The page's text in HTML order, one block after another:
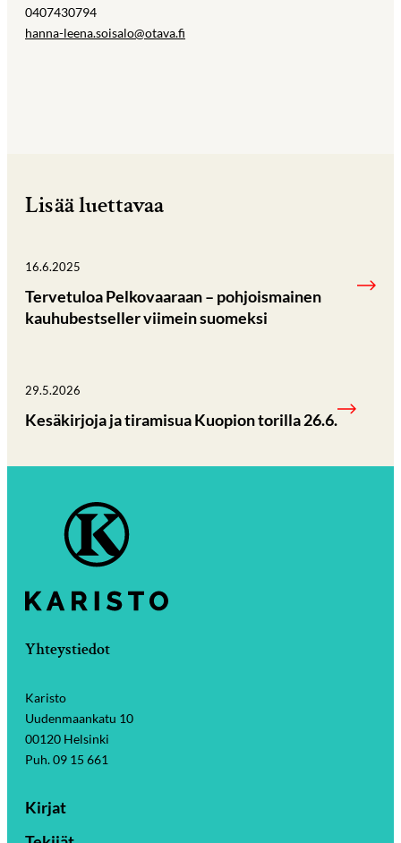
0407430794
hanna-leena.soisalo@otava.fi
Lisää luettavaa
16.6.2025
Tervetuloa Pelkovaaraan – pohjoismainen
kauhubestseller viimein suomeksi
29.5.2026
Kesäkirjoja ja tiramisua Kuopion torilla 26.6.
Yhteystiedot
Karisto
Uudenmaankatu 10
00120 Helsinki
Puh. 09 15 661
Kirjat